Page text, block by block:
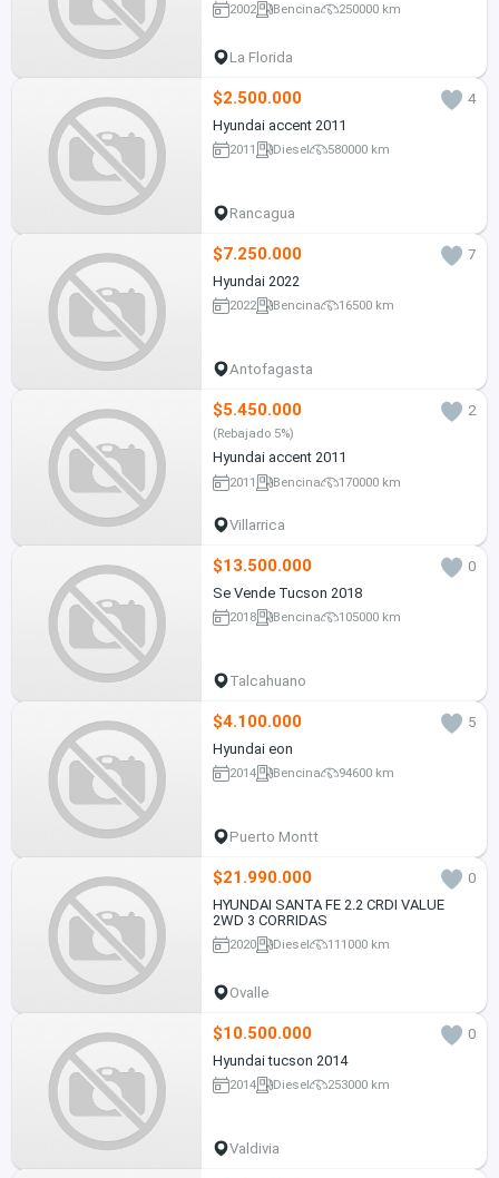
2002 Bencina 250000 km
La Florida
$2.500.000
4
Hyundai accent 2011
2011 Diesel 580000 km
Rancagua
$7.250.000
7
Hyundai 2022
2022 Bencina 16500 km
Antofagasta
$5.450.000 2
(Rebajado 5%)
Hyundai accent 2011
2011 Bencina 170000 km
Villarrica
$13.500.000
0
Se Vende Tucson 2018
2018 Bencina 105000 km
Talcahuano
$4.100.000
5
Hyundai eon
2014 Bencina 94600 km
Puerto Montt
$21.990.000
0
HYUNDAI SANTA FE 2.2 CRDI VALUE
2WD 3 CORRIDAS
2020 Diesel 111000 km
Ovalle
$10.500.000
0
Hyundai tucson 2014
2014 Diesel 253000 km
Valdivia